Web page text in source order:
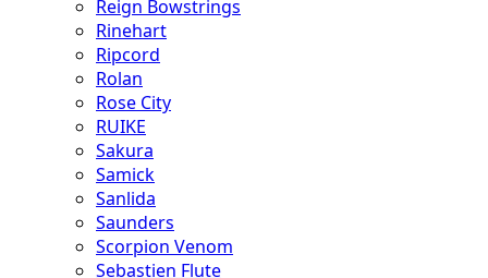
Reign Bowstrings
Rinehart
Ripcord
Rolan
Rose City
RUIKE
Sakura
Samick
Sanlida
Saunders
Scorpion Venom
Sebastien Flute